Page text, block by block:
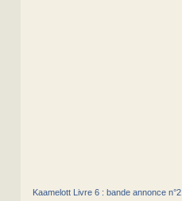
Kaamelott Livre 6 : bande annonce n°2